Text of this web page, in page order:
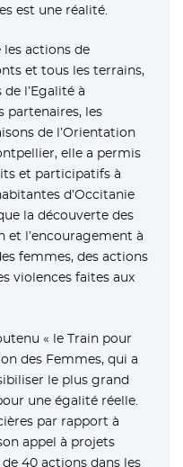
est une réalité.
les actions de
et tous les terrains,
l’Egalité à
partenaires, les
de l’Orientation
elle a permis
et participatifs à
d’Occitanie
la découverte des
et l’encouragement à
femmes, des actions
violences faites aux
« le Train pour
des Femmes, qui a
le plus grand
une égalité réelle.
par rapport à
appel à projets
40 actions dans les